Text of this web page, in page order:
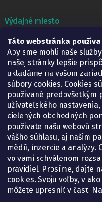
Táto webstránka
Aby sme mohli naše
našej stránky lepšie
ukladáme na vašom
súbory cookies. Cookies
používané predovšetkým
užívateľského
cielených obchodných
používate našu webovú
vášho súhlasu, aj našim
médií, inzercie a analýzy.
vo vami schválenom
pravidiel. Prosíme, dajte
cookies. Svoju voľby, v
môžete upresniť v časti
Výdajné miesto
Lekáreň ADONAI
Košice – Smetanova 2
Pondelok:
07.30 – 15.30 h.
Utorok:
07.30 – 16.00 h.
Streda:
07.30 – 16.00 h.
Štvrtok:
07.30 – 15.30 h.
Piatok:
07.30 – 15.30 h.
KONTAKT
eshop@lekarenadonai.sk
+421 948 203 203
Nájdete nás na
lekarenadonai/